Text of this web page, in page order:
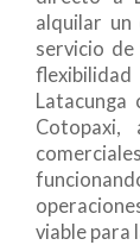
alquilar
servicio
Latacunga
Cotopaxi,
viable para